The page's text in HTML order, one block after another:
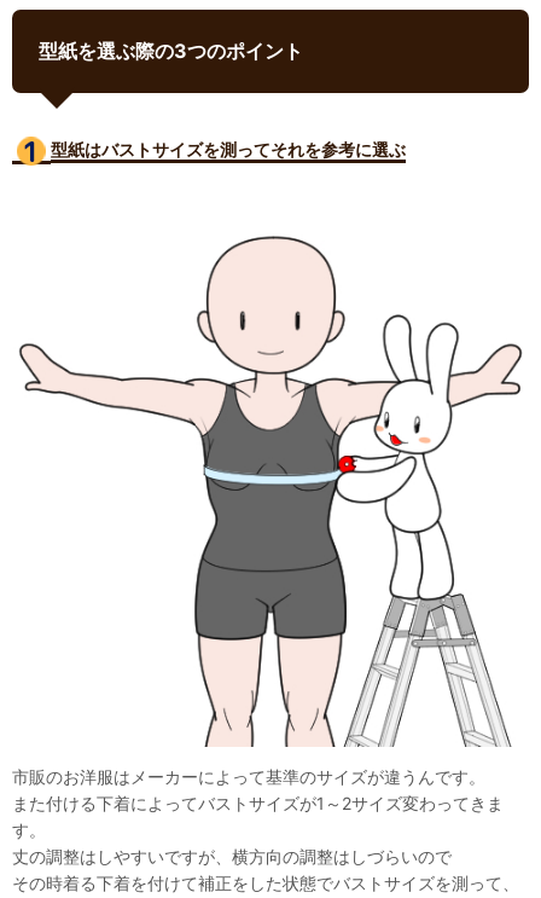
型紙を選ぶ際の3つのポイント
型紙はバストサイズを測ってそれを参考に選ぶ
市販のお洋服はメーカーによって基準のサイズが違うんです。
また付ける下着によってバストサイズが1～2サイズ変わってきま
す。
丈の調整はしやすいですが、横方向の調整はしづらいので
その時着る下着を付けて補正をした状態でバストサイズを測って、